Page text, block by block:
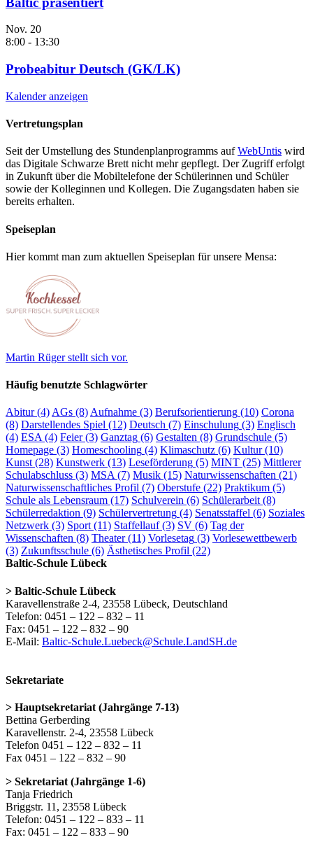
Nov. 20
8:00 - 13:30
Probeabitur Deutsch (GK/LK)
Kalender anzeigen
Vertretungsplan
Seit der Umstellung des Stundenplanprogramms aufWebUntis wird
das Digitale Schwarze Brett nicht mehr gepflegt. Der Zugriff erfolgt
in Zukunft über die Mobiltelefone der Schülerinnen und Schüler
sowie der Kolleginnen und Kollegen. Die Zugangsdaten haben sie
bereits erhalten.
Speiseplan
Hier kommt man zum aktuellen Speiseplan für unsere Mensa:
Martin Rüger stellt sich vor.
Häufig benutzte Schlagwörter
Abitur(4)AGs (8)Aufnahme (3) Berufsorientierung (10) Corona
(8) Darstellendes Spiel (12) Deutsch (7) Einschulung (3) Englisch
(4) ESA(4) Feier(3) Ganztag (6) Gestalten (8) Grundschule (5)
Homepage (3) Homeschooling (4) Klimaschutz (6) Kultur(10)
Kunst(28) Kunstwerk (13) Leseförderung (5) MINT (25) Mittlerer
Schulabschluss (3) MSA(7) Musik (15) Naturwissenschaften (21)
Naturwissenschaftliches Profil (7) Oberstufe (22) Praktikum (5)
Schule als Lebensraum (17) Schulverein (6) Schülerarbeit(8)
Schülerredaktion (9) Schülervertretung (4) Senatsstaffel (6) Soziales
Netzwerk (3) Sport(11) Staffellauf(3) SV (6) Tag der
Wissenschaften (8) Theater(11) Vorlesetag (3) Vorlesewettbewerb
(3) Zukunftsschule (6) Ästhetisches Profil (22)
Baltic-Schule Lübeck
> Baltic-Schule Lübeck
Karavellenstraße 2-4, 23558 Lübeck, Deutschland
Telefon: 0451 – 122 – 832 – 11
Fax: 0451 – 122 – 832 – 90
E-Mail: Baltic-Schule.Luebeck@Schule.LandSH.de
Sekretariate
> Hauptsekretariat (Jahrgänge 7-13)
Bettina Gerberding
Karavellenstr. 2-4, 23558 Lübeck
Telefon 0451 – 122 – 832 – 11
Fax 0451 – 122 – 832 – 90
> Sekretariat (Jahrgänge 1-6)
Tanja Friedrich
Briggstr. 11, 23558 Lübeck
Telefon: 0451 – 122 – 833 – 11
Fax: 0451 – 122 – 833 – 90